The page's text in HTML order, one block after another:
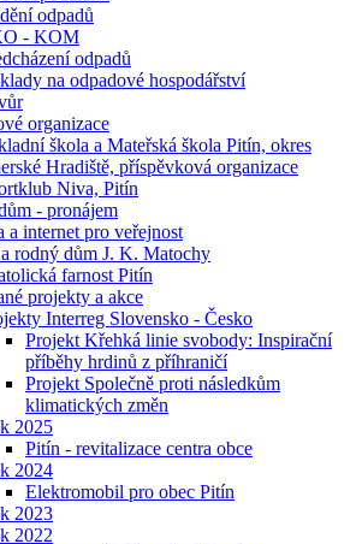
odpadů
- KOM
odpadů
na odpadové hospodářství
organizace
škola a Mateřská škola Pitín, okres
Hradiště, příspěvková organizace
Niva, Pitín
- pronájem
a internet pro veřejnost
rodný dům J. K. Matochy
farnost Pitín
projekty a akce
Interreg Slovensko - Česko
Projekt Křehká linie svobody: Inspirační
příběhy hrdinů z příhraničí
Projekt Společně proti následkům
klimatických změn
2025
Pitín - revitalizace centra obce
2024
Elektromobil pro obec Pitín
2023
2022